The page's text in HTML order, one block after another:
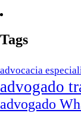
Tags
advocacia
advogado
advogado